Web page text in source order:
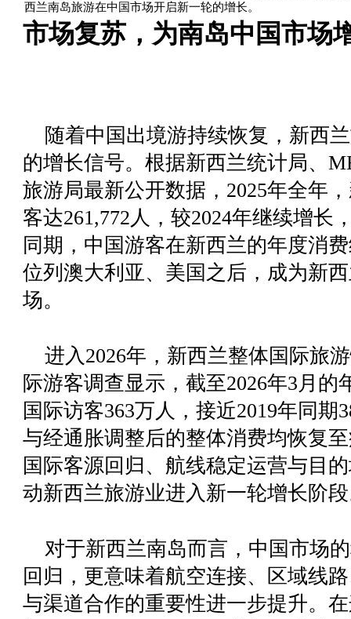
西兰南岛旅游在中国市场开启新一轮的增长。
市场复苏，为南岛中国市场
随着中国出境游持续恢复，新西
的增长信号。根据新西兰统计局、
旅游局最新公开数据，2025年全年
客达261,772人，较2024年继续增长
同期，中国游客在新西兰的年度消
位列澳大利亚、美国之后，成为新
场。
进入2026年，新西兰整体国际旅
际游客调查显示，截至2026年3月
国际访客363万人，接近2019年同期
与经通胀调整后的整体消费均恢复
国际客源回归、航线稳定运营与目
动新西兰旅游业进入新一轮增长阶
对于新西兰南岛而言，中国市场
回归，更意味着航空连接、区域线
与渠道合作的重要性进一步提升。